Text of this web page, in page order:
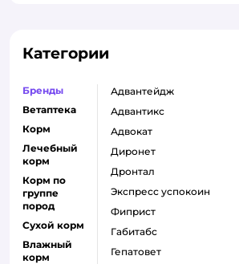
Категории
Бренды
Ветаптека
Корм
Лечебный
корм
Корм по
группе
пород
Сухой корм
Влажный
корм
адвантейдж
адвантикс
адвокат
диронет
дронтал
экспресс успокоин
фиприст
габитабс
гепатовет